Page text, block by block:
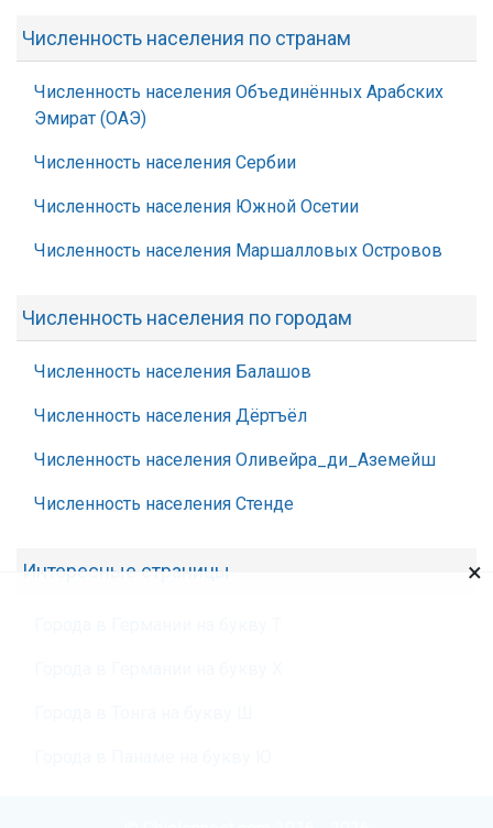
Численность населения по странам
Численность населения Объединённых Арабских
Эмират (ОАЭ)
Численность населения Сербии
Численность населения Южной Осетии
Численность населения Маршалловых Островов
Численность населения по городам
Численность населения Балашов
Численность населения Дёртъёл
Численность населения Оливейра_ди_Аземейш
Численность населения Стенде
Интересные страницы ×